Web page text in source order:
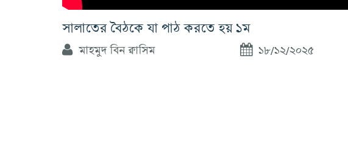
সালাতের বৈঠকে যা পাঠ করতে হয় ১ম
মাহমুদ বিন ক্বাসিম ১৮/১২/২০২৫